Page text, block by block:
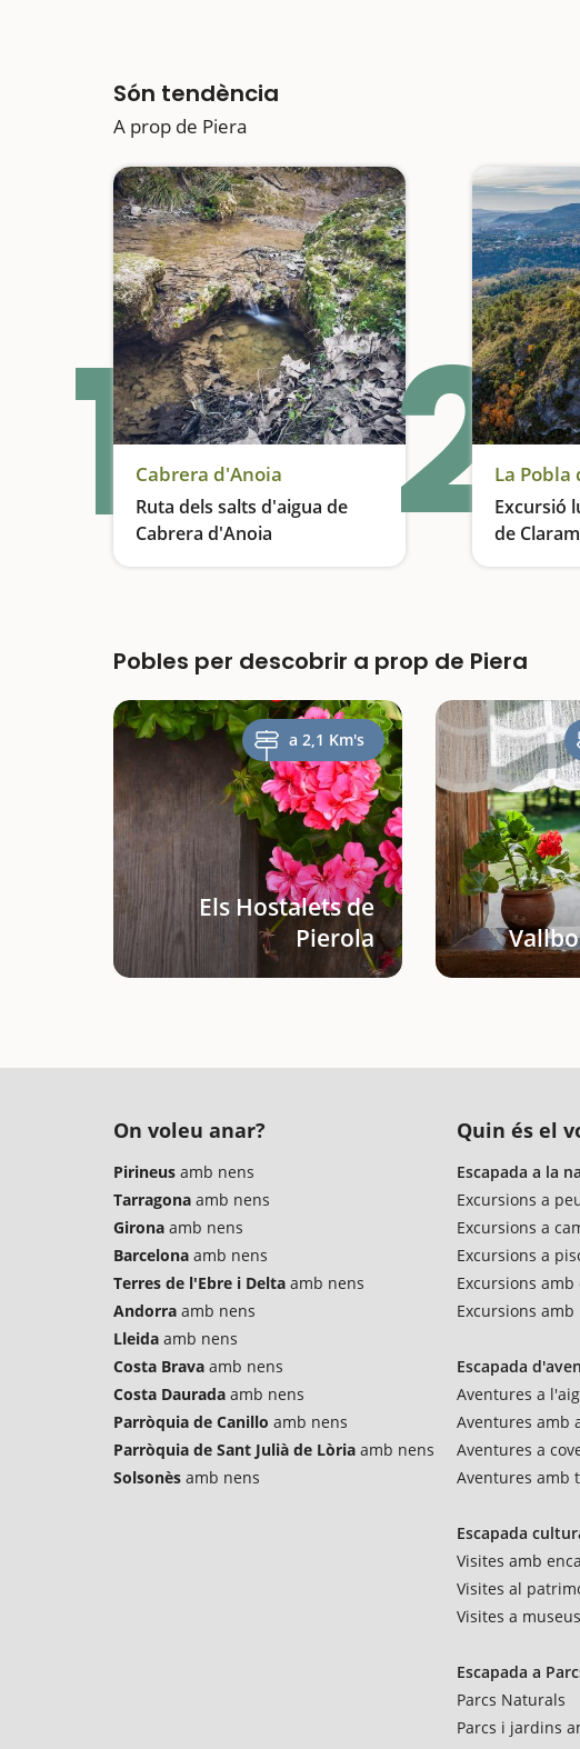
Són tendència
A prop de Piera
1Cabrera d'Anoia
Ruta dels salts d'aigua de
Cabrera d'Anoia
Descens de barrancs 2La
Excursió
de
Pobles per descobrir a prop de Piera
a 2,1 Km's
Els Hostalets de
Pierola
On voleu anar?
Pirineus amb nens
Tarragona amb nens
Girona amb nens
Barcelona amb nens
Terres de l'Ebre i Delta amb nens
Andorra amb nens
Lleida amb nens
Costa Brava amb nens
Costa Daurada amb nens
Parròquia de Canillo amb nens
Parròquia de Sant Julià de Lòria amb nens
Solsonès amb nens
Quin és el
Escapada a la
Excursions a
Excursions a
Excursions a
Excursions amb
Excursions amb
Escapada
Aventures a
Aventures amb
Aventures a
Aventures amb
Escapada
Visites amb
Visites al
Visites a museus
Escapada a
Parcs Naturals
Parcs i jardins